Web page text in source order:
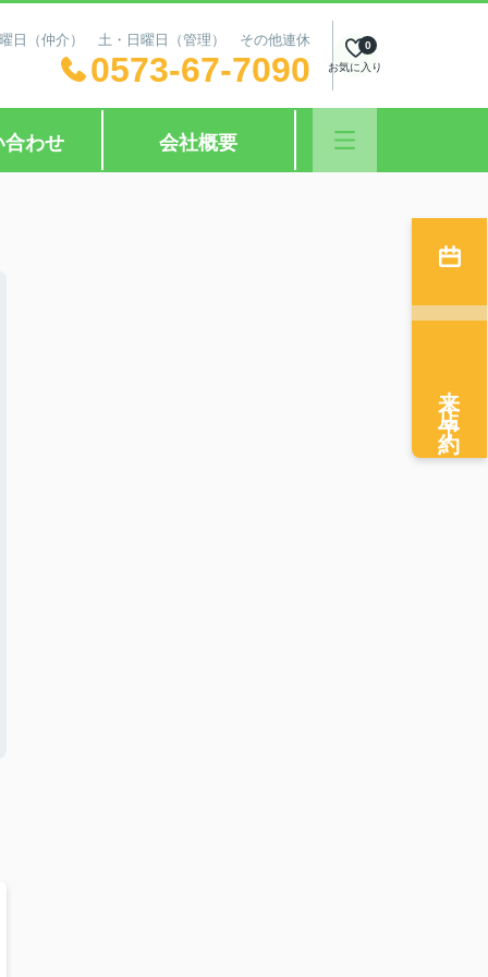
日（仲介） 土・日曜日（管理） その他連休
0573-67-7090 お気に入り
0
合わせ 会社概要
来店予約